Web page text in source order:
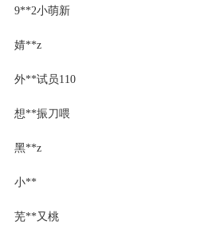
9**2小萌新
婧**z
外**试员110
想**振刀喂
黑**z
小**
芜**又桃